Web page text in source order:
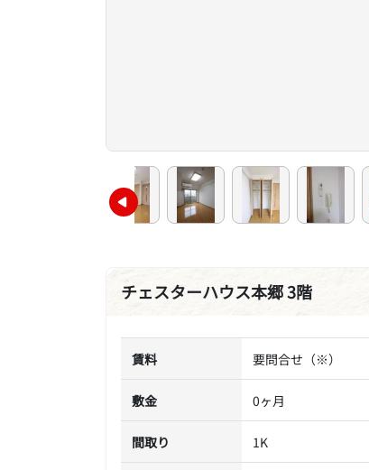
チェスターハウス本郷 3階
賃料 要問合せ（※）
敷金 0ヶ月
間取り 1K